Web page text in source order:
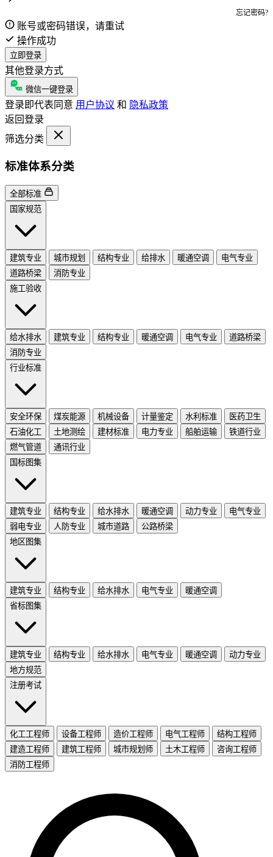
忘记密码?
账号或密码错误，请重试
操作成功
立即登录
其他登录方式
微信一键登录
登录即代表同意 用户协议 和 隐私政策
返回登录
筛选分类
标准体系分类
全部标准
国家规范
建筑专业 城市规划 结构专业 给排水 暖通空调
电气专业
道路桥梁
消防专业
施工验收
给水排水 建筑专业 结构专业 暖通空调 电气专业
道路桥梁
消防专业
行业标准
安全环保 煤炭能源 机械设备 计量鉴定 水利标准
医药卫生
石油化工
土地测绘 建材标准 电力专业 船舶运输
铁道行业
燃气管道
通讯行业
国标图集
建筑专业 结构专业 给水排水 暖通空调 动力专业
电气专业
弱电专业
人防专业 城市道路
公路桥梁
地区图集
建筑专业 结构专业 给水排水 电气专业
暖通空调
省标图集
建筑专业 结构专业 给水排水 电气专业 暖通空调
动力专业
地方规范
注册考试
化工工程师 设备工程师 造价工程师 电气工程师
结构工程师
建造工程师
建筑工程师 城市规划师 土木工程师
咨询工程师
消防工程师